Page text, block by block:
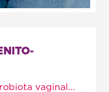
vaginal...